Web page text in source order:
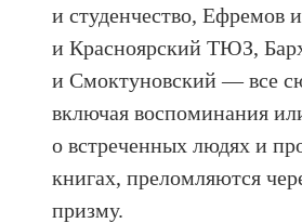
и студенчество, Ефремов
и Красноярский ТЮЗ,
и Смоктуновский — все
включая воспоминания
о встреченных людях и
книгах, преломляются
призму.